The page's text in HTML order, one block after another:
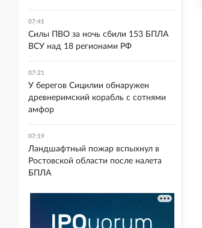
07:41
Силы ПВО за ночь сбили 153 БПЛА
ВСУ над 18 регионами РФ
07:21
У берегов Сицилии обнаружен
древнеримский корабль с сотнями
амфор
07:19
Ландшафтный пожар вспыхнул в
Ростовской области после налета
БПЛА